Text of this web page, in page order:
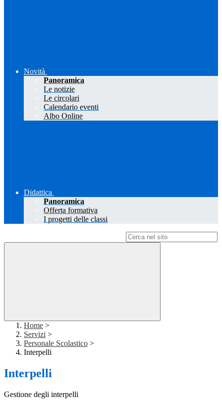
Novità
Panoramica
Le notizie
Le circolari
Calendario eventi
Albo Online
Didattica
Panoramica
Offerta formativa
I progetti delle classi
Home >
Servizi >
Personale Scolastico >
Interpelli
Interpelli
Gestione degli interpelli